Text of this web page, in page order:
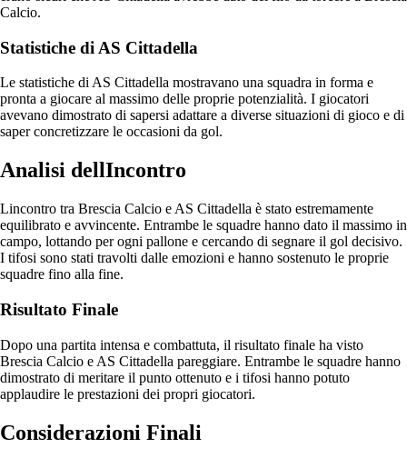
Calcio.
Statistiche di AS Cittadella
Le statistiche di AS Cittadella mostravano una squadra in forma e
pronta a giocare al massimo delle proprie potenzialità. I giocatori
avevano dimostrato di sapersi adattare a diverse situazioni di gioco e di
saper concretizzare le occasioni da gol.
Analisi dellIncontro
Lincontro tra Brescia Calcio e AS Cittadella è stato estremamente
equilibrato e avvincente. Entrambe le squadre hanno dato il massimo in
campo, lottando per ogni pallone e cercando di segnare il gol decisivo.
I tifosi sono stati travolti dalle emozioni e hanno sostenuto le proprie
squadre fino alla fine.
Risultato Finale
Dopo una partita intensa e combattuta, il risultato finale ha visto
Brescia Calcio e AS Cittadella pareggiare. Entrambe le squadre hanno
dimostrato di meritare il punto ottenuto e i tifosi hanno potuto
applaudire le prestazioni dei propri giocatori.
Considerazioni Finali